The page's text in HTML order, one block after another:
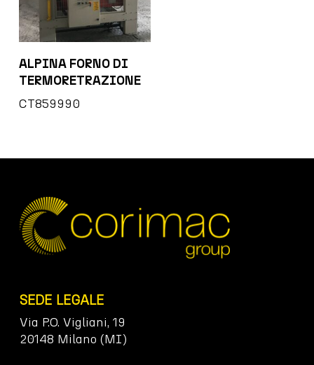
ALPINA FORNO DI
TERMORETRAZIONE
CT859990
SEDE LEGALE
Via P.O. Vigliani, 19
20148 Milano (MI)